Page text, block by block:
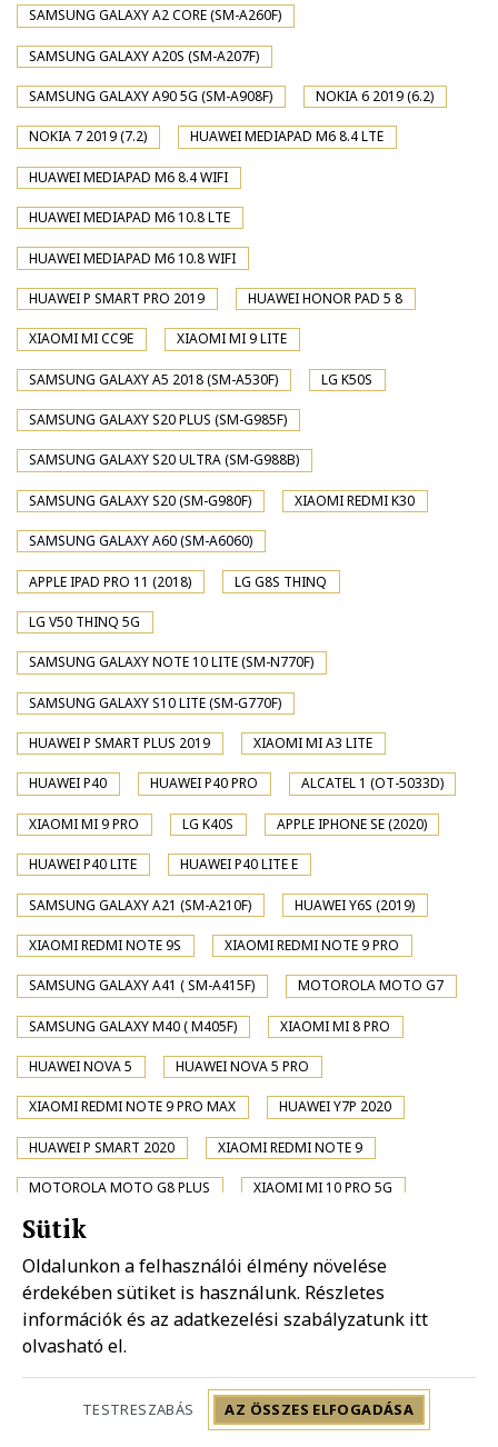
SAMSUNG GALAXY A2 CORE (SM-A260F)
SAMSUNG GALAXY A20S (SM-A207F)
SAMSUNG GALAXY A90 5G (SM-A908F) NOKIA 6 2019 (6.2)
NOKIA 7 2019 (7.2) HUAWEI MEDIAPAD M6 8.4 LTE
HUAWEI MEDIAPAD M6 8.4 WIFI
HUAWEI MEDIAPAD M6 10.8 LTE
HUAWEI MEDIAPAD M6 10.8 WIFI
HUAWEI P SMART PRO 2019 HUAWEI HONOR PAD 5 8
XIAOMI MI CC9E XIAOMI MI 9 LITE
SAMSUNG GALAXY A5 2018 (SM-A530F) LG K50S
SAMSUNG GALAXY S20 PLUS (SM-G985F)
SAMSUNG GALAXY S20 ULTRA (SM-G988B)
SAMSUNG GALAXY S20 (SM-G980F) XIAOMI REDMI K30
SAMSUNG GALAXY A60 (SM-A6060)
APPLE IPAD PRO 11 (2018) LG G8S THINQ
LG V50 THINQ 5G
SAMSUNG GALAXY NOTE 10 LITE (SM-N770F)
SAMSUNG GALAXY S10 LITE (SM-G770F)
HUAWEI P SMART PLUS 2019 XIAOMI MI A3 LITE
HUAWEI P40 HUAWEI P40 PRO ALCATEL 1 (OT-5033D)
XIAOMI MI 9 PRO LG K40S APPLE IPHONE SE (2020)
HUAWEI P40 LITE HUAWEI P40 LITE E
SAMSUNG GALAXY A21 (SM-A210F) HUAWEI Y6S (2019)
XIAOMI REDMI NOTE 9S XIAOMI REDMI NOTE 9 PRO
SAMSUNG GALAXY A41 ( SM-A415F) MOTOROLA MOTO G7
SAMSUNG GALAXY M40 ( M405F) XIAOMI MI 8 PRO
HUAWEI NOVA 5 HUAWEI NOVA 5 PRO
XIAOMI REDMI NOTE 9 PRO MAX HUAWEI Y7P 2020
HUAWEI P SMART 2020 XIAOMI REDMI NOTE 9
MOTOROLA MOTO G8 PLUS XIAOMI MI 10 PRO 5G
XIAOMI MI 10 5G
XIAOMI POCO X2 SAMSUNG GALAXY A01 ( SM-A015F)
SAMSUNG GALAXY A31 ( SM-A315F) XIAOMI REDMI K20 PRO
XIAOMI REDMI K20 PRO PREMIUM
MOTOROLA MOTO G8 PLAY HUAWEI NOVA 4
SONY XPERIA 1 II
Sütik
Oldalunkon a felhasználói élmény növelése
érdekében sütiket is használunk. Részletes
információk és az adatkezelési szabályzatunk itt
olvasható el.
TESTRESZABÁS AZ ÖSSZES ELFOGADÁSA